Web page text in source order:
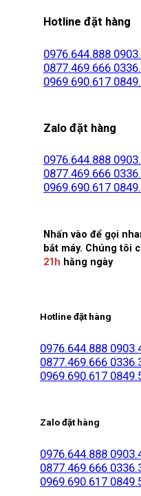
Hotline đặt hàng
0976.644.888
0877.469.666
0969.690.617
Zalo đặt hàng
0976.644.888
0877.469.666
0969.690.617
Nhấn vào để gọi
bắt máy. Chúng tôi
21h hằng ngày
Hotline đặt hàng
0976.644.888
0877.469.666
0969.690.617
Zalo đặt hàng
0976.644.888
0877.469.666
0969.690.617